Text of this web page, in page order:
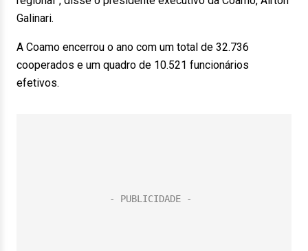
Galinari.
A Coamo encerrou o ano com um total de 32.736
cooperados e um quadro de 10.521 funcionários
efetivos.